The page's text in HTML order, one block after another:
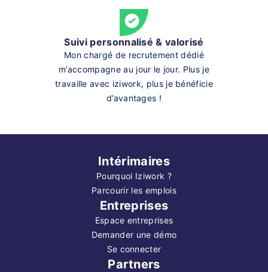
Suivi personnalisé & valorisé
Mon chargé de recrutement dédié
m’accompagne au jour le jour. Plus je
travaille avec iziwork, plus je bénéficie
d’avantages !
Intérimaires
Pourquoi Iziwork ?
Parcourir les emplois
Entreprises
Espace entreprises
Demander une démo
Se connecter
Partners